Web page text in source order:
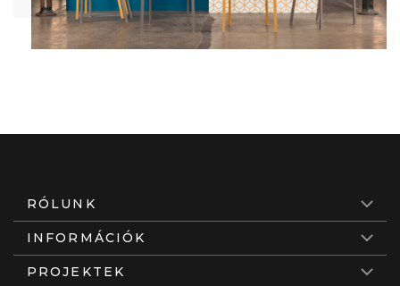
RÓLUNK
INFORMÁCIÓK
PROJEKTEK